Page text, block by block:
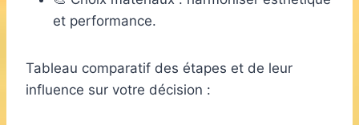
et performance.
Tableau comparatif des étapes et de leur
influence sur votre décision :